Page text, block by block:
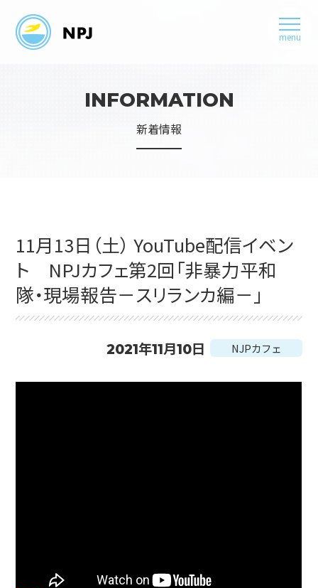
menu
INFORMATION
新着情報
11月13日（土） YouTube配信イベン
ト NPJカフェ第2回「非暴力平和
隊・現場報告－スリランカ編－」
2021年11月10日 NJPカフェ